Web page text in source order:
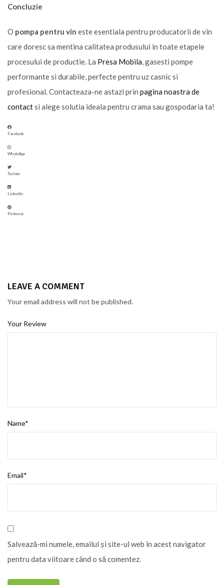
Concluzie
O pompa pentru vin este esentiala pentru producatorii de vin
care doresc sa mentina calitatea produsului in toate etapele
procesului de productie. La Presa Mobila, gasesti pompe
performante si durabile, perfecte pentru uz casnic si
profesional. Contacteaza-ne astazi prin pagina noastra de
contactsi alege solutia ideala pentru crama sau gospodaria ta!
Facebook
WhatsApp
Twitter
LinkedIn
Pinterest
LEAVE A COMMENT
Your email address will not be published.
Your Review
Name*
Email*
Salvează-mi numele, emailul și site-ul web în acest navigator
pentru data viitoare când o să comentez.